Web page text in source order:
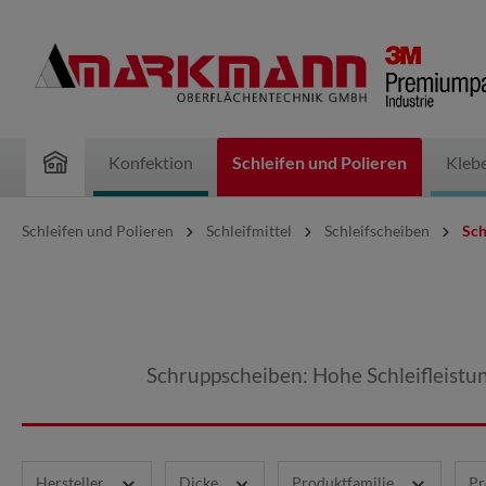
Konfektion Schleifen und Polieren
Schleifen und Polieren Schleifmittel Schleifscheiben
Schruppscheiben: Hohe
Hersteller Dicke Produktfamilie